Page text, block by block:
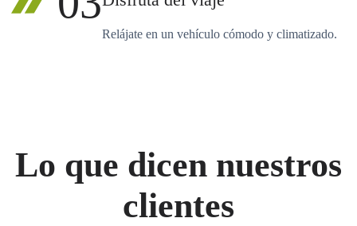
Relájate en un vehículo cómodo y climatizado.
Lo que dicen nuestros
clientes